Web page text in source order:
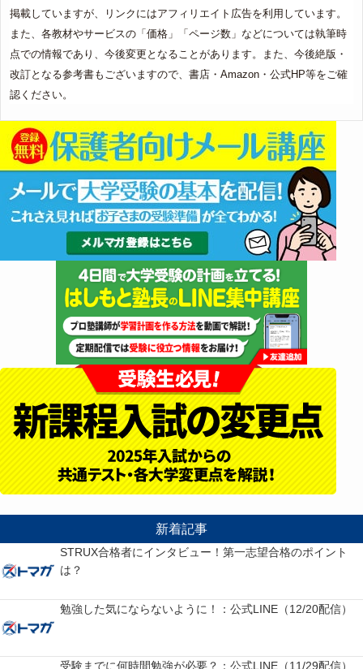
掲載していますが、リンクにはアフィリエイト広告を利用しています。
また、各教材やサービスの「価格」「ページ数」などについては執筆時
点での情報であり、今後変更となることがあります。また、今後絶版・
改訂となる参考書もございますので、書店・Amazon・公式HP等をご確
認ください。
新着記事
STRUX合格者にインタビュー！第一志望合格のポイント
は？
勉強した気にならないように！：公式LINE（12/20配信）
受験までに何時間勉強が必要？：公式LINE（11/29配信）